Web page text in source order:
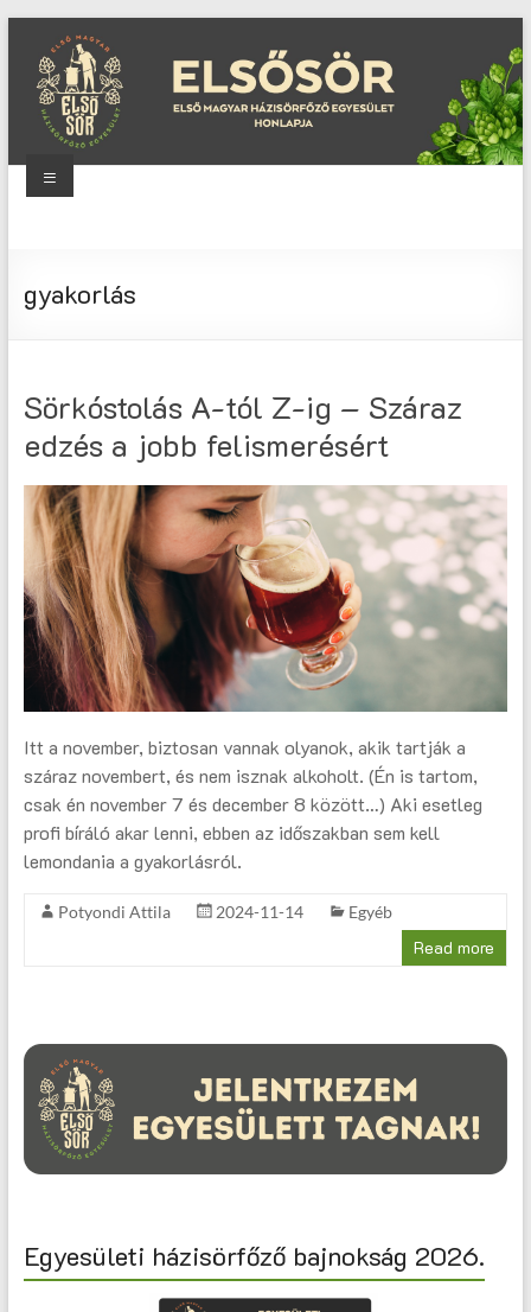
content
Magyar
Menu
gyakorlás
Sörkóstolás A-tól Z-ig – Száraz
edzés a jobb felismerésért
Itt a november, biztosan vannak olyanok, akik tartják a
száraz novembert, és nem isznak alkoholt. (Én is tartom,
csak én november 7 és december 8 között…) Aki esetleg
profi bíráló akar lenni, ebben az időszakban sem kell
lemondania a gyakorlásról.
Potyondi Attila 2024-11-14 Egyéb
Read more
Egyesületi házisörfőző bajnokság 2026.